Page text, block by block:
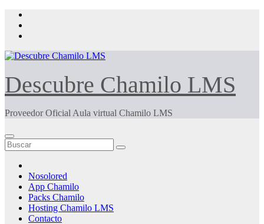
Saltar
contenido
Descubre Chamilo LMS
Proveedor Oficial Aula virtual Chamilo LMS
Nosolored
App Chamilo
Packs Chamilo
Hosting Chamilo LMS
Contacto